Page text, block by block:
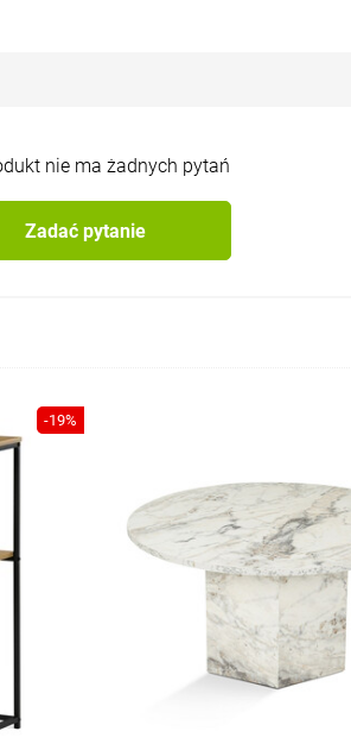
nie ma żadnych pytań
Zadać pytanie
-19%